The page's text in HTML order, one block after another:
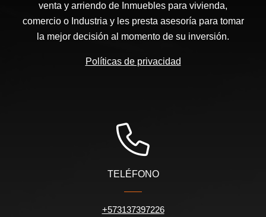
venta y arriendo de Inmuebles para vivienda,
comercio o Industria y les presta asesoría para tomar
la mejor decisión al momento de su inversión.
Políticas de privacidad
TELÉFONO
+573137397226